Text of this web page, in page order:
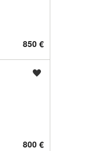
850 €
800 €